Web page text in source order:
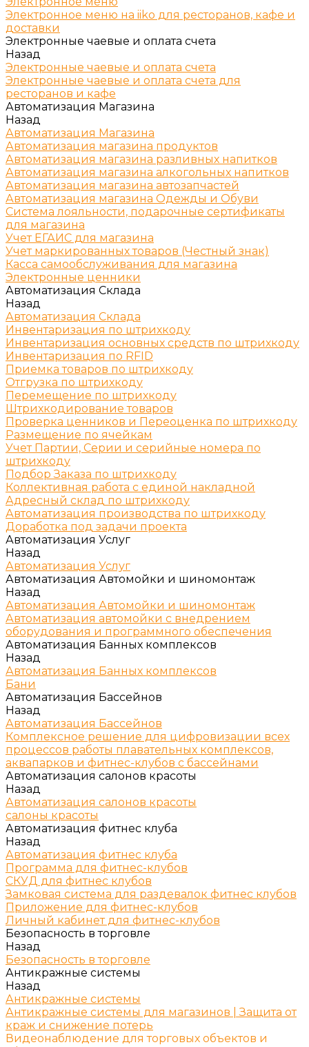
Электронное меню на iiko для ресторанов, кафе и
доставки
Электронные чаевые и оплата счета
Назад
Электронные чаевые и оплата счета
Электронные чаевые и оплата счета для
ресторанов и кафе
Автоматизация Магазина
Назад
Автоматизация Магазина
Автоматизация магазина продуктов
Автоматизация магазина разливных напитков
Автоматизация магазина алкогольных напитков
Автоматизация магазина автозапчастей
Автоматизация магазина Одежды и Обуви
Система лояльности, подарочные сертификаты
для магазина
Учет ЕГАИС для магазина
Учет маркированных товаров (Честный знак)
Касса самообслуживания для магазина
Электронные ценники
Автоматизация Склада
Назад
Автоматизация Склада
Инвентаризация по штрихкоду
Инвентаризация основных средств по штрихкоду
Инвентаризация по RFID
Приемка товаров по штрихкоду
Отгрузка по штрихкоду
Перемещение по штрихкоду
Штрихкодирование товаров
Проверка ценников и Переоценка по штрихкоду
Размещение по ячейкам
Учет Партии, Серии и серийные номера по
штрихкоду
Подбор Заказа по штрихкоду
Коллективная работа с единой накладной
Адресный склад по штрихкоду
Автоматизация производства по штрихкоду
Доработка под задачи проекта
Автоматизация Услуг
Назад
Автоматизация Услуг
Автоматизация Автомойки и шиномонтаж
Назад
Автоматизация Автомойки и шиномонтаж
Автоматизация автомойки с внедрением
оборудования и программного обеспечения
Автоматизация Банных комплексов
Назад
Автоматизация Банных комплексов
Бани
Автоматизация Бассейнов
Назад
Автоматизация Бассейнов
Комплексное решение для цифровизации всех
процессов работы плавательных комплексов,
аквапарков и фитнес-клубов с бассейнами
Автоматизация салонов красоты
Назад
Автоматизация салонов красоты
салоны красоты
Автоматизация фитнес клуба
Назад
Автоматизация фитнес клуба
Программа для фитнес-клубов
СКУД для фитнес клубов
Замковая система для раздевалок фитнес клубов
Приложение для фитнес-клубов
Личный кабинет для фитнес-клубов
Безопасность в торговле
Назад
Безопасность в торговле
Антикражные системы
Назад
Антикражные системы
Антикражные системы для магазинов | Защита от
краж и снижение потерь
Видеонаблюдение для торговых объектов и